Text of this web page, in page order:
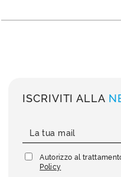
ISCRIVITI ALLA
Autorizzo al
Policy